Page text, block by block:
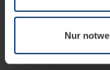
wir Ihre Erlaubnis.
widerrufen.
Nur